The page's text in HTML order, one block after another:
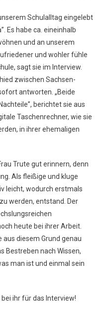
Schulalltag eingelebt
Es habe ca. eineinhalb
und an unserem
und wohler fühle
sagt sie im Interview.
zwischen Sachsen-
antworten. „Beide
berichtet sie aus
Taschenrechner, wie sie
in ihrer ehemaligen
Trute gut erinnern, denn
Als fleißige und kluge
leicht, wodurch erstmals
werden, entstand. Der
heute bei ihrer Arbeit.
diesem Grund genau
Bestreben nach Wissen,
man ist und einmal sein
ihr für das Interview!